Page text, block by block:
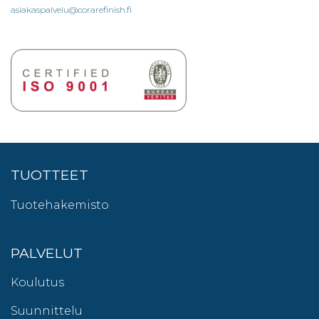
asiakaspalvelu@corarefinish.fi
TUOTTEET
Tuotehakemisto
PALVELUT
Koulutus
Suunnittelu